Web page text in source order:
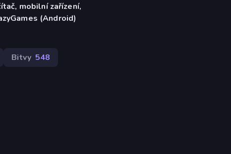
mobilní zařízení,
(Android)
Bitvy 548